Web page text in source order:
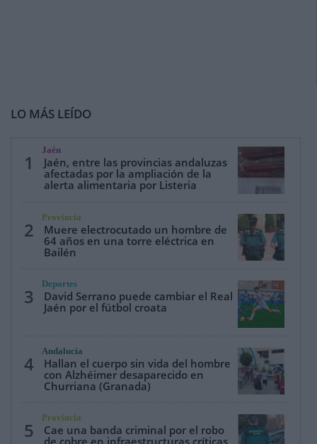
LO MÁS LEÍDO
1
Jaén
Jaén, entre las provincias andaluzas
afectadas por la ampliación de la
alerta alimentaria por Listeria
2
Provincia
Muere electrocutado un hombre de
64 años en una torre eléctrica en
Bailén
3
Deportes
David Serrano puede cambiar el Real
Jaén por el fútbol croata
4
Andalucía
Hallan el cuerpo sin vida del hombre
con Alzhéimer desaparecido en
Churriana (Granada)
5
Provincia
Cae una banda criminal por el robo